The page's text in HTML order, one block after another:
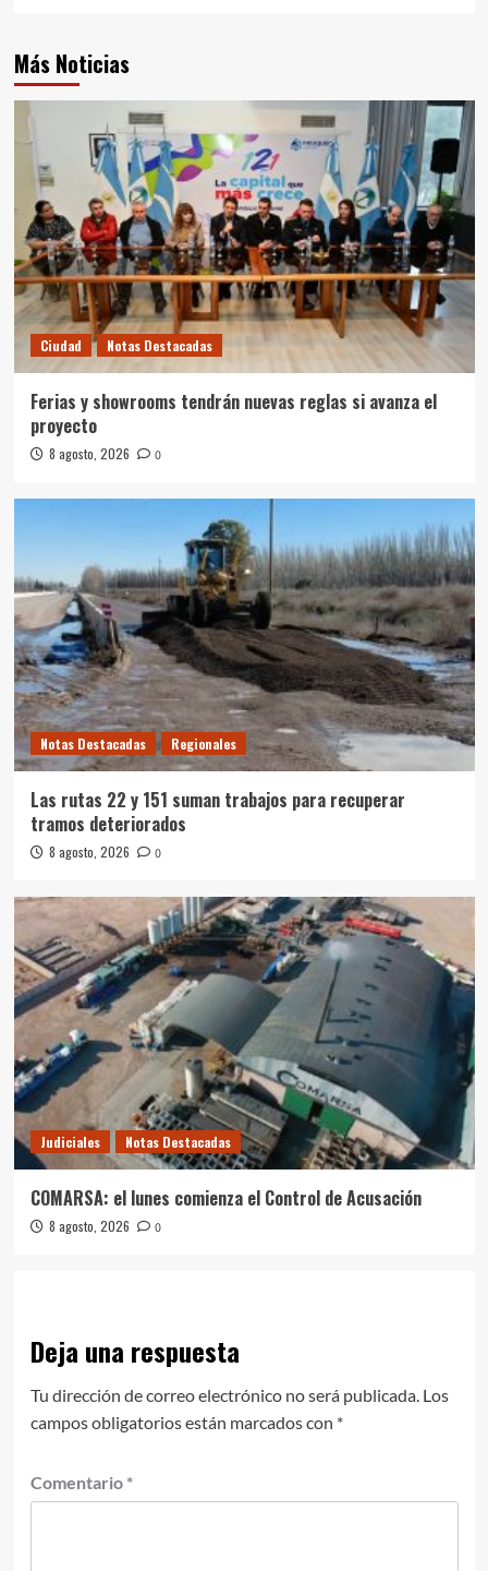
Más Noticias
Ciudad Notas Destacadas
Ferias y showrooms tendrán nuevas reglas si avanza el
proyecto
8 agosto, 2026 0
Notas Destacadas Regionales
Las rutas 22 y 151 suman trabajos para recuperar
tramos deteriorados
8 agosto, 2026 0
Judiciales Notas Destacadas
COMARSA: el lunes comienza el Control de Acusación
8 agosto, 2026 0
Deja una respuesta
Tu dirección de correo electrónico no será publicada. Los
campos obligatorios están marcados con *
Comentario *